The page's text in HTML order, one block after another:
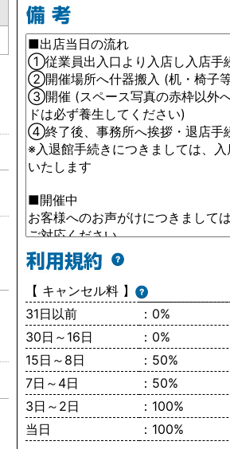
【 キャンセル料 】
31日以前
：0%
30日～16日
：0%
15日～8日
：50%
7日～4日
：50%
3日～2日
：100%
当日
：100%